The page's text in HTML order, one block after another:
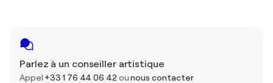
Parlez à un conseiller artistique
Appel +33 1 76 44 06 42 ounous contacter